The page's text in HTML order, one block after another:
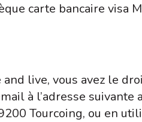
carte bancaire visa
live, vous avez le
à l’adresse
Tourcoing, ou en